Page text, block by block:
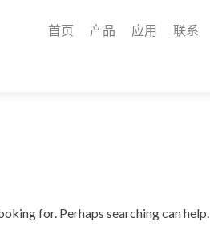
首页 产品 应用 联系
for. Perhaps searching can help.